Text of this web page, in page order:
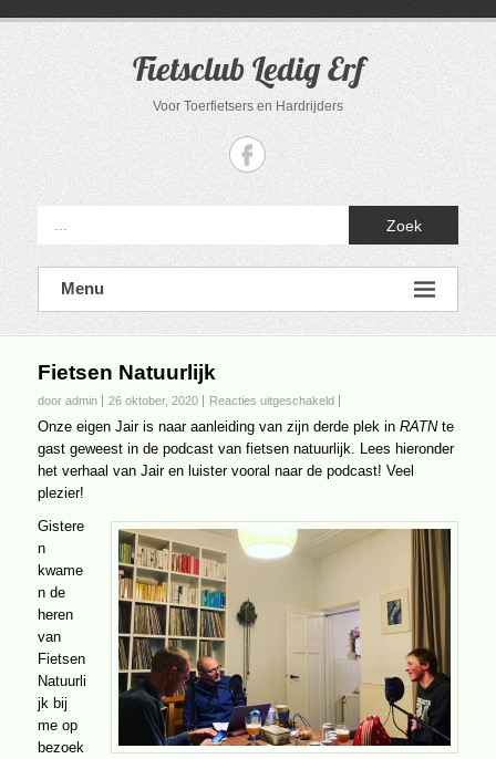
Fietsclub Ledig Erf
Voor Toerfietsers en Hardrijders
Zoek
Menu
Fietsen Natuurlijk
door admin 26 oktober, 2020 Reacties uitgeschakeldvoor
Fietsen
Natuurlijk
Onze eigen Jair is naar aanleiding van zijn derde plek in RATNte
gast geweest in de podcast van fietsen natuurlijk. Lees hieronder
het verhaal van Jair en luister vooral naar de podcast! Veel
plezier!
Gistere
n
kwame
n de
heren
van
Fietsen
Natuurli
jk bij
me op
bezoek